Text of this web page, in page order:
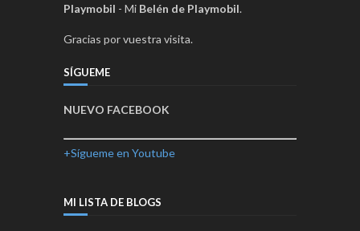
Playmobil - Mi Belén de Playmobil.
Gracias por vuestra visita.
SÍGUEME
NUEVO FACEBOOK
+Sígueme en Youtube
MI LISTA DE BLOGS